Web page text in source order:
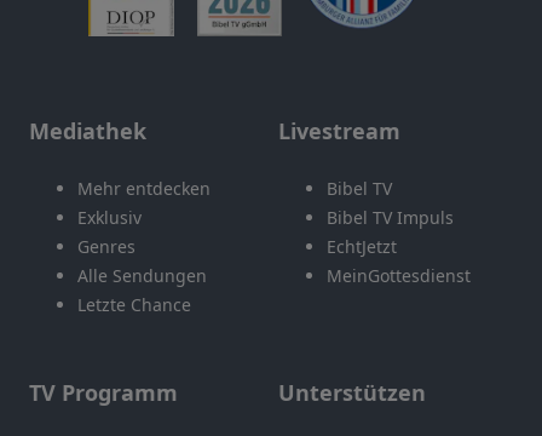
Mediathek
Mehr entdecken
Exklusiv
Genres
Alle Sendungen
Letzte Chance
Livestream
Bibel TV
Bibel TV Impuls
EchtJetzt
MeinGottesdienst
TV Programm Unterstützen